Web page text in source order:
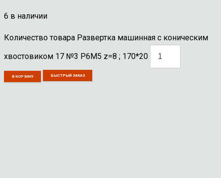
6 в наличии
Количество товара Развертка машинная с коническим
хвостовиком 17 №3 Р6М5 z=8 ; 170*20
В КОРЗИНУ БЫСТРЫЙ ЗАКАЗ